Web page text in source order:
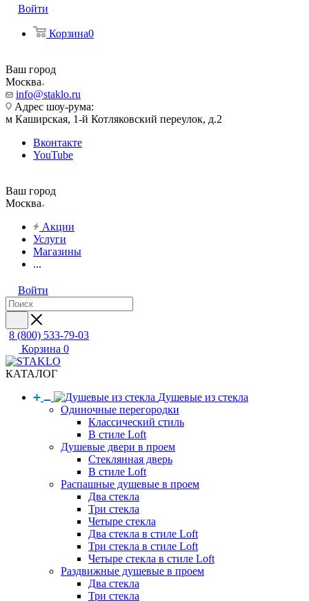
Войти
Корзина0
Ваш город
Москва
info@staklo.ru
Адрес шоу-рума:
м Каширская, 1-й Котляковский переулок, д.2
Вконтакте
YouTube
Ваш город
Москва
Акции
Услуги
Магазины
...
Войти
8 (800) 533-79-03
Корзина 0
КАТАЛОГ
Душевые из стекла
Одиночные перегородки
Классический стиль
В стиле Loft
Душевые двери в проем
Стеклянная дверь
В стиле Loft
Распашные душевые в проем
Два стекла
Три стекла
Четыре стекла
Два стекла в стиле Loft
Три стекла в стиле Loft
Четыре стекла в стиле Loft
Раздвижные душевые в проем
Два стекла
Три стекла